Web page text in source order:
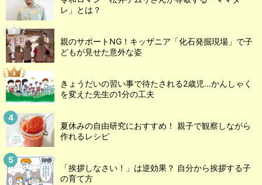
レ」とは？
親のサポートNG！キッザニア「化石発掘現場」で子
どもが見せた意外な姿
きょうだいの習い事で待たされる2歳児...かんしゃく
を変えた先生の1分の工夫
夏休みの自由研究におすすめ！ 親子で観察しながら
作れるレシピ
「挨拶しなさい！」は逆効果？ 自分から挨拶する子
の育て方